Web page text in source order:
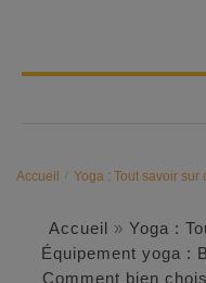
Accueil / Yoga : Tout savoir sur
Accueil » Yoga :
Équipement yoga :
Comment bien